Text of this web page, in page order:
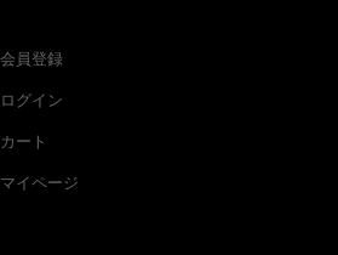
会員登録
ログイン
カート
マイページ